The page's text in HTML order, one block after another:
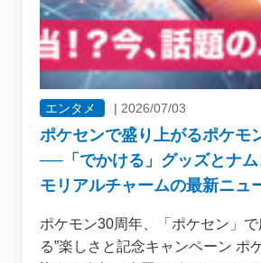
エンタメ | 2026/07/03
ポケセンで盛り上がるポケモ
──「でかける」グッズとナム
モリアルチャームの最新ニュ
ポケモン30周年、「ポケセン」で
る”楽しさと記念キャンペーン ポ